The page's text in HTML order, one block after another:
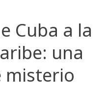
Cuba a la
una
misterio